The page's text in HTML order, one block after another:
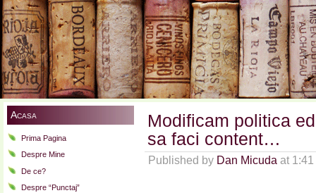
Acasa
Prima Pagina
Despre Mine
De ce?
Despre “Punctaj”
Modificam politica
sa faci content…
Published by Dan Micuda at